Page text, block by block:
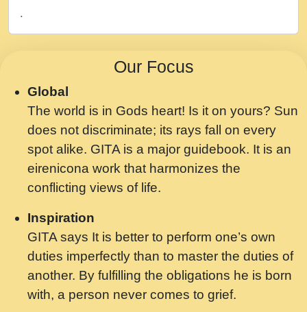
Chahe Ram Ho Chahe Shyam Ho.mp3
मझ अपन जवन बनन न आय, रठ हर क मनन न आय
Shri ravinandan shastri ji maharaj.mp3
मन अशांत मंत्र जाप - गीता प्रेरणा -Swami
Gyananand Ji Maharaj.mp3
मन बध लय परम वल कगन Special Shyam
Saawariya.mp3
मर गनय न अपरध लडडल शर रध.... Shri
ravinandan shastri ji maharaj.mp3
मेरे मन हरी का ध्यान लगा - भजन भाव - 2018 -
Rishikesh - Swami Gyananand Ji
.
Our Focus
Global
The world is in Gods heart! Is it on yours? Sun
does not discriminate; its rays fall on every
spot alike. GITA is a major guidebook. It is an
eirenicona work that harmonizes the
conflicting views of life.
Inspiration
GITA says It is better to perform one’s own
duties imperfectly than to master the duties of
another. By fulfilling the obligations he is born
with, a person never comes to grief.